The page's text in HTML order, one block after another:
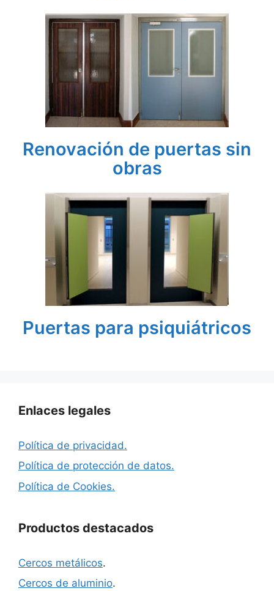
Renovación de puertas sin
obras
Puertas para psiquiátricos
Enlaces legales
Política de privacidad.
Política de protección de datos.
Política de Cookies.
Productos destacados
Cercos metálicos.
Cercos de aluminio.